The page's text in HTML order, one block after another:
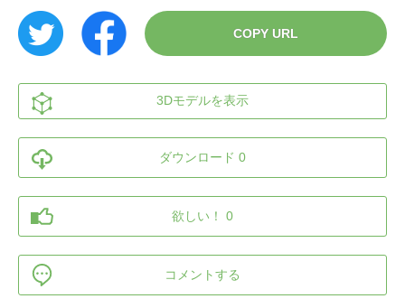
COPY URL
3Dモデルを表示
ダウンロード 0
欲しい！ 0
コメントする